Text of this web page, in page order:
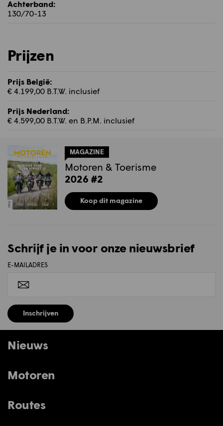
Achterband:
130/70-13
Prijzen
Prijs België:
€ 4.199,00 B.T.W. inclusief
Prijs Nederland:
€ 4.599,00 B.T.W. en B.P.M. inclusief
MAGAZINE
Motoren & Toerisme
2026 #2
Koop dit magazine
Schrijf je in voor onze nieuwsbrief
E-MAILADRES
Inschrijven
Nieuws
Motoren
Routes